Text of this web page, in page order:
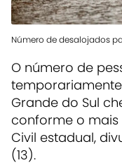
Número de desalojados
O número de
Grande do Sul
conforme o
Civil estadual,
(13).